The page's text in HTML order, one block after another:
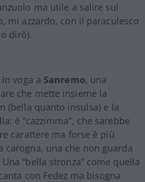
ma utile a salire sul
mi azzardo, con il paraculesco
dirò).
in voga a Sanremo, una
che mette insieme la
(bella quanto insulsa) e la
è “cazzimma”, che sarebbe
carattere ma forse è più
carogna, una che non guarda
“bella stronza” come quella
con Fedez ma bisogna